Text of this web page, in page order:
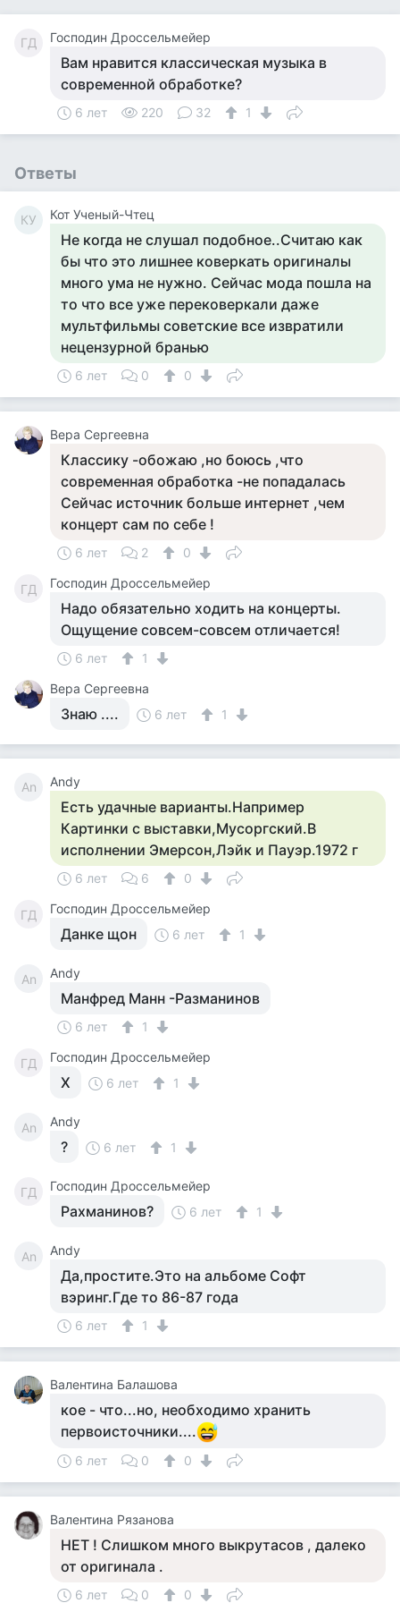
ГД Господин Дроссельмейер
Вам нравится классическая музыка в
современной обработке?
6 лет 220 32 1
Ответы
КУ Кот Ученый-Чтец
Не когда не слушал подобное..Считаю как
бы что это лишнее коверкать оригиналы
много ума не нужно. Сейчас мода пошла на
то что все уже перековеркали даже
мультфильмы советские все извратили
нецензурной бранью
6 лет 0 0
Вера Сергеевна
Классику -обожаю ,но боюсь ,что
современная обработка -не попадалась
Сейчас источник больше интернет ,чем
концерт сам по себе !
6 лет 2 0
ГД Господин Дроссельмейер
Надо обязательно ходить на концерты.
Ощущение совсем-совсем отличается!
6 лет
1
Вера Сергеевна
Знаю .... 6 лет 1
An Andy
Есть удачные варианты.Например
Картинки с выставки,Мусоргский.В
исполнении Эмерсон,Лэйк и Пауэр.1972 г
6 лет 6 0
ГД Господин Дроссельмейер
Данке щон 6 лет 1
An Andy
Манфред Манн -Разманинов
6 лет 1
ГД Господин Дроссельмейер
Х 6 лет 1
An Andy
? 6 лет 1
ГД Господин Дроссельмейер
Рахманинов? 6 лет 1
An Andy
Да,простите.Это на альбоме Софт
вэринг.Где то 86-87 года
6 лет 1
Валентина Балашова
кое - что...но, необходимо хранить
первоисточники....
6 лет 0 0
Валентина Рязанова
НЕТ ! Слишком много выкрутасов , далеко
от оригинала .
6 лет 0 0